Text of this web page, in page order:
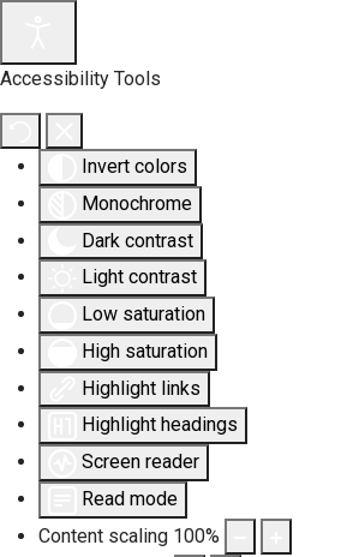
Accessibility Tools
Invert colors
Monochrome
Dark contrast
Light contrast
Low saturation
High saturation
Highlight links
Highlight headings
Screen reader
Read mode
Content scaling 100%